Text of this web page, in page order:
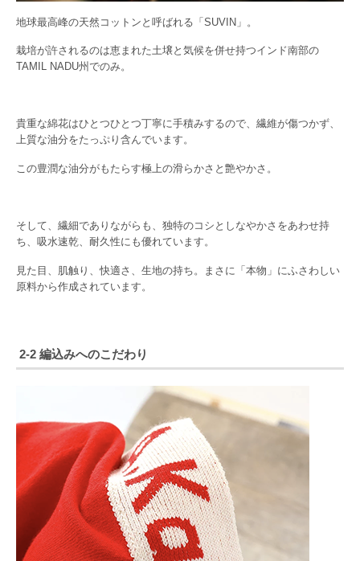
地球最高峰の天然コットンと呼ばれる「SUVIN」。
栽培が許されるのは恵まれた土壌と気候を併せ持つインド南部の
TAMIL NADU州でのみ。
貴重な綿花はひとつひとつ丁寧に手積みするので、繊維が傷つかず、
上質な油分をたっぷり含んでいます。
この豊潤な油分がもたらす極上の滑らかさと艶やかさ。
そして、繊細でありながらも、独特のコシとしなやかさをあわせ持
ち、吸水速乾、耐久性にも優れています。
見た目、肌触り、快適さ、生地の持ち。​まさに「本物」にふさわしい
原料から作成されています。
2-2 編込みへのこだわり